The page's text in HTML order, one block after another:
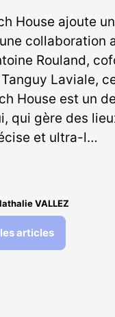
House ajoute
collaboration
Rouland,
Laviale,
House est un
qui gère des
et ultra-l…
VALLEZ
articles